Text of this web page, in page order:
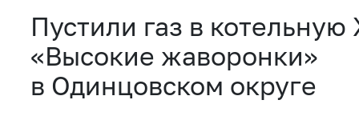
Пустили газ в
«Высокие жаворонки»
в Одинцовском округе